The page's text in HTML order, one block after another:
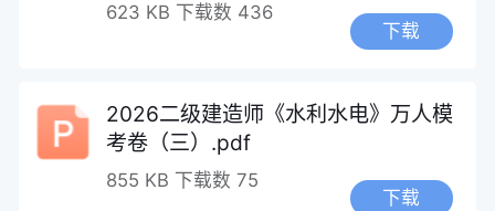
623 KB 下载数 436
下载
2026二级建造师《水利水电》万人模
考卷（三）.pdf
855 KB 下载数 75
下载